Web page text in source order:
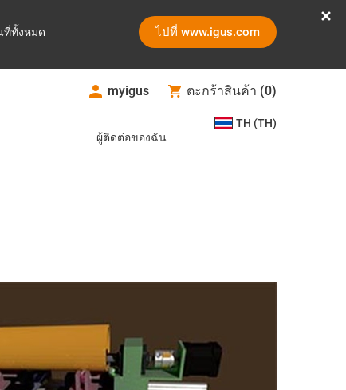
ที่ทั้งหมด ไปที่ www.igus.com
myigus ตะกร้าสินค้า (0)
ผู้ติดต่อของฉัน
TH (TH)